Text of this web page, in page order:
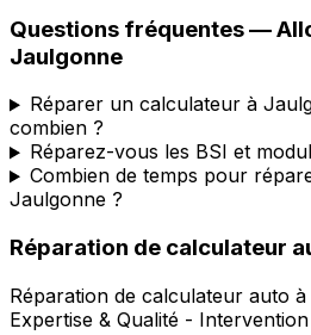
Questions fréquentes —
Jaulgonne
Réparer un calculateur à
combien ?
Réparez-vous les BSI et
Combien de temps pour
Jaulgonne ?
Réparation de calculateur
Réparation de calculateur auto à
Expertise & Qualité -